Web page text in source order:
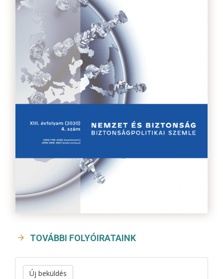
TOVÁBBI FOLYÓIRATAINK
Új beküldés